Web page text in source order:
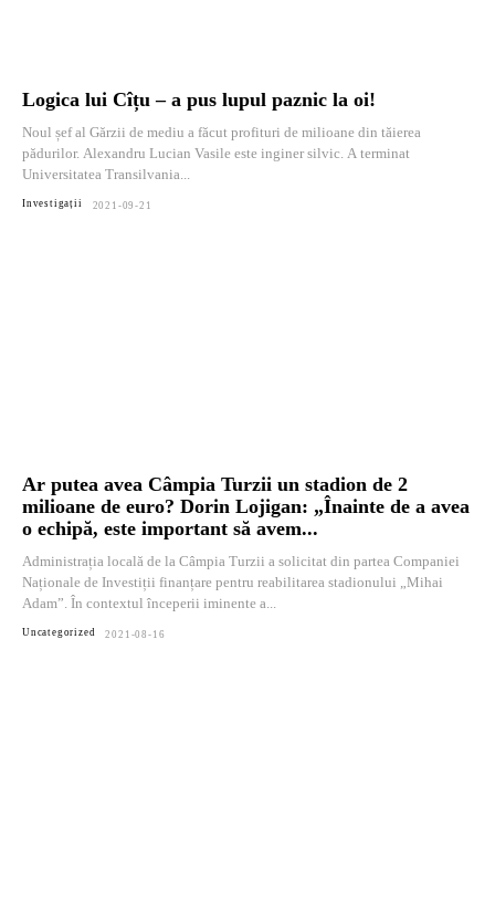
Logica lui Cîțu – a pus lupul paznic la oi!
Noul șef al Gărzii de mediu a făcut profituri de milioane din tăierea
pădurilor. Alexandru Lucian Vasile este inginer silvic. A terminat
Universitatea Transilvania...
Investigații 2021-09-21
Ar putea avea Câmpia Turzii un stadion de 2
milioane de euro? Dorin Lojigan: „Înainte de a avea
o echipă, este important să avem...
Administrația locală de la Câmpia Turzii a solicitat din partea Companiei
Naționale de Investiții finanțare pentru reabilitarea stadionului „Mihai
Adam”. În contextul începerii iminente a...
Uncategorized 2021-08-16